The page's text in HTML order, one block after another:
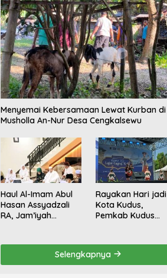
Menyemai Kebersamaan Lewat Kurban di
Musholla An-Nur Desa Cengkalsewu
Haul Al-Imam Abul
Hasan Assyadzali
RA, Jam’iyah
Berlangsung
Rayakan Hari jadi
Kota Kudus,
Pemkab Kudus
Gelar Festival Tari
Lajur Caping Kalo
Selengkapnya